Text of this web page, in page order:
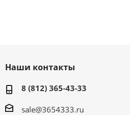
Наши контакты
8 (812) 365-43-33
sale@3654333.ru